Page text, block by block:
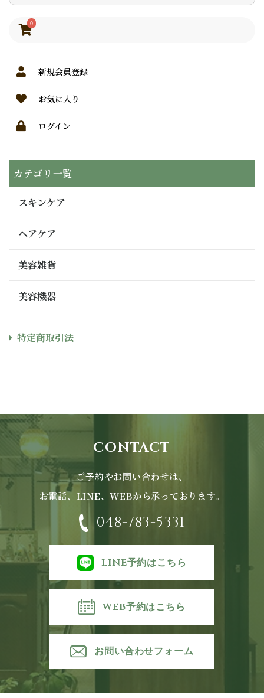
0
新規会員登録
お気に入り
ログイン
カテゴリ一覧
スキンケア
ヘアケア
美容雑貨
美容機器
特定商取引法
CONTACT
ご予約やお問い合わせは、
お電話、LINE、WEBから承っております。
048-783-5331
LINE予約はこちら
WEB予約はこちら
お問い合わせフォーム